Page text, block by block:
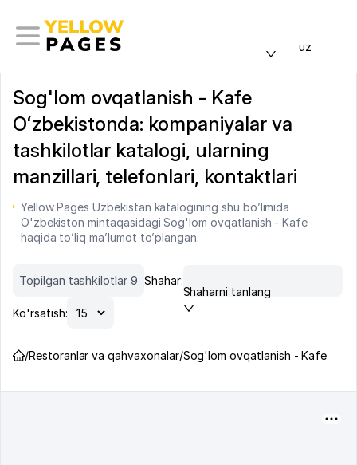
uz
Sog'lom ovqatlanish - Kafe
Oʻzbekistonda: kompaniyalar va
tashkilotlar katalogi, ularning
manzillari, telefonlari, kontaktlari
Yellow Pages Uzbekistan katalogining shu bo’limida
O'zbekiston mintaqasidagi Sog'lom ovqatlanish - Kafe
haqida to’liq ma’lumot to’plangan.
Topilgan tashkilotlar 9 Shahar:
Shaharni tanlang
Ko'rsatish:
/Restoranlar va qahvaxonalar/Sog'lom ovqatlanish - Kafe